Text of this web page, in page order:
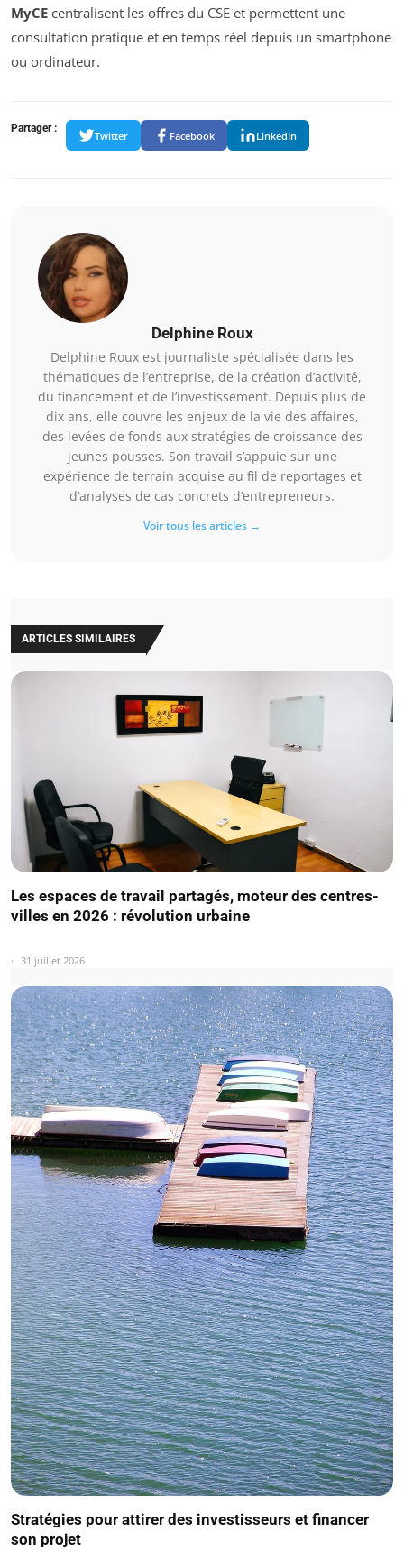
MyCE centralisent les offres du CSE et permettent une
consultation pratique et en temps réel depuis un smartphone
ou ordinateur.
Partager :
Twitter Facebook LinkedIn
Delphine Roux
Delphine Roux est journaliste spécialisée dans les
thématiques de l’entreprise, de la création d’activité,
du financement et de l’investissement. Depuis plus de
dix ans, elle couvre les enjeux de la vie des affaires,
des levées de fonds aux stratégies de croissance des
jeunes pousses. Son travail s’appuie sur une
expérience de terrain acquise au fil de reportages et
d’analyses de cas concrets d’entrepreneurs.
Voir tous les articles →
ARTICLES SIMILAIRES
Les espaces de travail partagés, moteur des centres-
villes en 2026 : révolution urbaine
31 juillet 2026
Stratégies pour attirer des investisseurs et financer
son projet